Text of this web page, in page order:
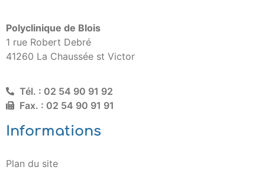
Polyclinique de Blois
1 rue Robert Debré
41260 La Chaussée st Victor
Tél. : 02 54 90 91 92
Fax. : 02 54 90 91 91
Informations
Plan du site